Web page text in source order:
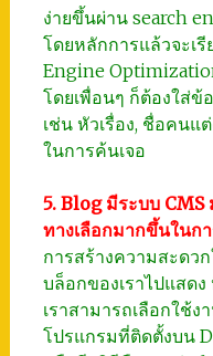
ง่ายขึ้นผ่าน search
โดยหลักการแล้วจะเรี
Engine
โดยเพื่อนๆ ก็ต้องใส่ข้
เช่น หัวเรื่อง, ชื่อคนแ
ในการค้นเจอ
5. Blog มีระบบ
ทางเลือกมากขึ้นในก
การสร้างความสะดว
บล็อกของเราไปแสดง
เราสามารถเลือกใช้
โปรแกรมที่ติดตั้งบน